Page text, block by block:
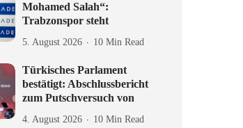
Mohamed Salah“:
Trabzonspor steht
5. August 2026 10 Min Read
Türkisches Parlament
bestätigt: Abschlussbericht
zum Putschversuch von
4. August 2026 10 Min Read